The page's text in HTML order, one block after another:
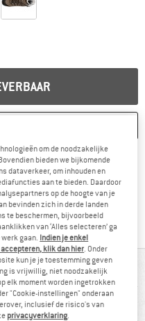
Vind hier de
hier!
om de noodzakelijke
bieden we bijkomende
dataverkeer, om inhouden en
aan te bieden. Daardoor
op de hoogte van je
bevinden zich in derde landen
te beschermen, bijvoorbeeld
van ‘Alles selecteren’ ga
gaan. Indien je enkel
klik dan hier . Onder
kun je je toestemming geven
is vrijwillig, niet noodzakelijk
elk moment worden ingetrokken
"Cookie-instellingen" onderaan
inclusief de risico's van
privacyverklaring